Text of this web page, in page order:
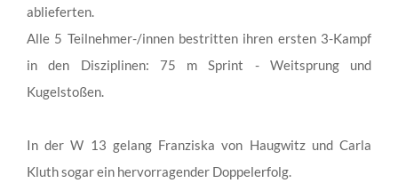
ablieferten.
Alle 5 Teilnehmer-/innen bestritten ihren ersten 3-Kampf
in den Disziplinen: 75 m Sprint - Weitsprung und
Kugelstoßen.
In der W 13 gelang Franziska von Haugwitz und Carla
Kluth sogar ein hervorragender Doppelerfolg.